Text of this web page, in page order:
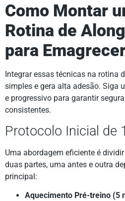
Como Montar
Rotina de
para
Integrar essas técnicas na rotina
simples e gera alta adesão. Siga
e progressivo para garantir
consistentes.
Protocolo Inicial de
Uma abordagem eficiente é
duas partes, uma antes e outra
principal:
Aquecimento Pré-treino (5